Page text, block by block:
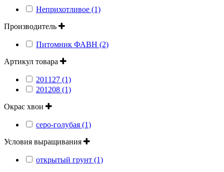
Неприхотливое (1)
Производитель
Питомник ФАВН (2)
Артикул товара
201127 (1)
201208 (1)
Окрас хвои
серо-голубая (1)
Условия выращивания
открытый грунт (1)